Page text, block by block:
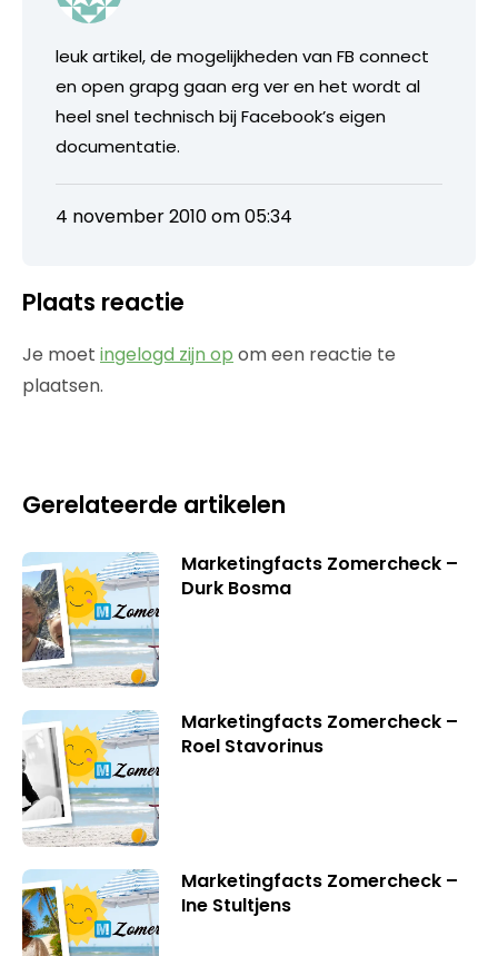
leuk artikel, de mogelijkheden van FB connect
en open grapg gaan erg ver en het wordt al
heel snel technisch bij Facebook’s eigen
documentatie.
4 november 2010 om 05:34
Plaats reactie
Je moet ingelogd zijn op om een reactie te
plaatsen.
Gerelateerde artikelen
Marketingfacts Zomercheck –
Durk Bosma
Marketingfacts Zomercheck –
Roel Stavorinus
Marketingfacts Zomercheck –
Ine Stultjens